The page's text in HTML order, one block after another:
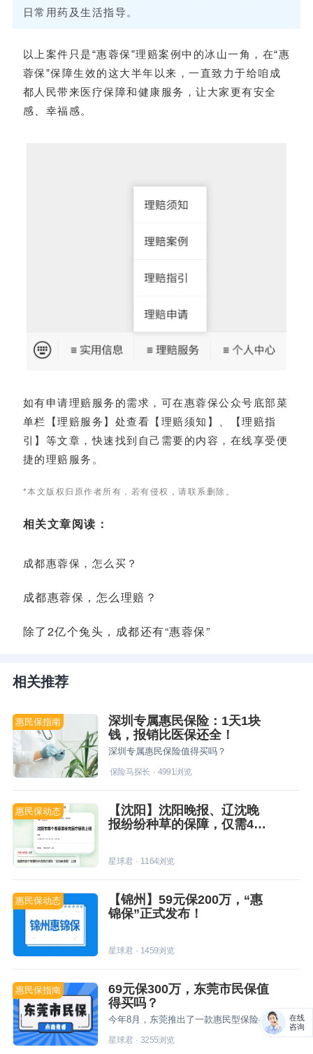
日常用药及生活指导。
以上案件只是“惠蓉保”理赔案例中的冰山一角，在“惠
蓉保”保障生效的这大半年以来，一直致力于给咱成
都人民带来医疗保障和健康服务，让大家更有安全
感、幸福感。
如有申请理赔服务的需求，可在惠蓉保公众号底部菜
单栏【理赔服务】处查看【理赔须知】、【理赔指
引】等文章，快速找到自己需要的内容，在线享受便
捷的理赔服务。
*本文版权归原作者所有，若有侵权，请联系删除。
相关文章阅读：
成都惠蓉保，怎么买？
成都惠蓉保，怎么理赔？
除了2亿个兔头，成都还有“惠蓉保”
相关推荐
惠民保指南
深圳专属惠民保险：1天1块
钱，报销比医保还全！
深圳专属惠民保险值得买吗？
保险马探长 · 4991浏览
惠民保动态
【沈阳】沈阳晚报、辽沈晚
报纷纷种草的保障，仅需49
星球君· 1164浏览
惠民保动态
【锦州】59元保200万，“惠
锦保”正式发布！
星球君· 1459浏览
惠民保指南
69元保300万，东莞市民保值
得买吗？
今年8月，东莞推出了一款惠民型保险——东莞市民保。保一年，才69元。主要报销两部分费用——医保范围内的住院和特定门诊费用、20种特药费用。
星球君· 3255浏览
在线
咨询